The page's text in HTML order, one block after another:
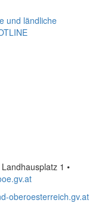
und ländliche
1 •
oberoesterreich.gv.at